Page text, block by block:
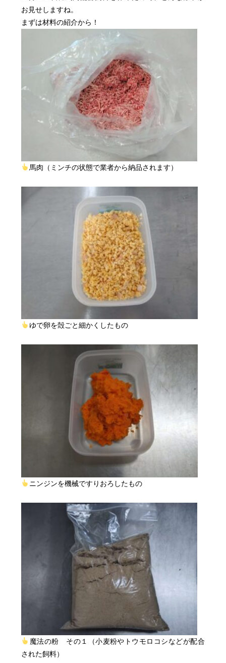
お見せしますね。
まずは材料の紹介から！
馬肉（ミンチの状態で業者から納品されます）
ゆで卵を殻ごと細かくしたもの
ニンジンを機械ですりおろしたもの
魔法の粉 その１（小麦粉やトウモロコシなどが配合
された飼料）